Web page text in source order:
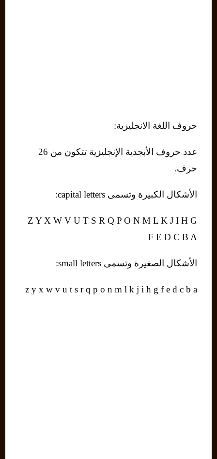
حروف اللغة الانجليزية:
عدد حروف الأبجدية الإنجليزية تتكون من 26
حرف.
الأشكال الكبيرة وتسمى capital letters:
Z Y X W V U T S R Q P O N M L K J I H G
F E D C B A
الأشكال الصغيرة وتسمى small letters:
z y x w v u t s r q p o n m l k j i h g f e d c b a